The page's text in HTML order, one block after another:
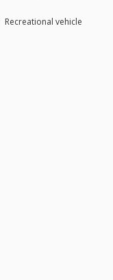
Recreational vehicle